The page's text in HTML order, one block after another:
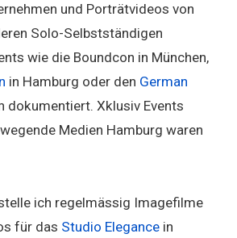
und Porträtvideos von
Solo-Selbstständigen
wie die Boundcon in München,
in Hamburg oder den German
dokumentiert. Xklusiv Events
Medien Hamburg waren
ich regelmässig Imagefilme
für das Studio Elegance in